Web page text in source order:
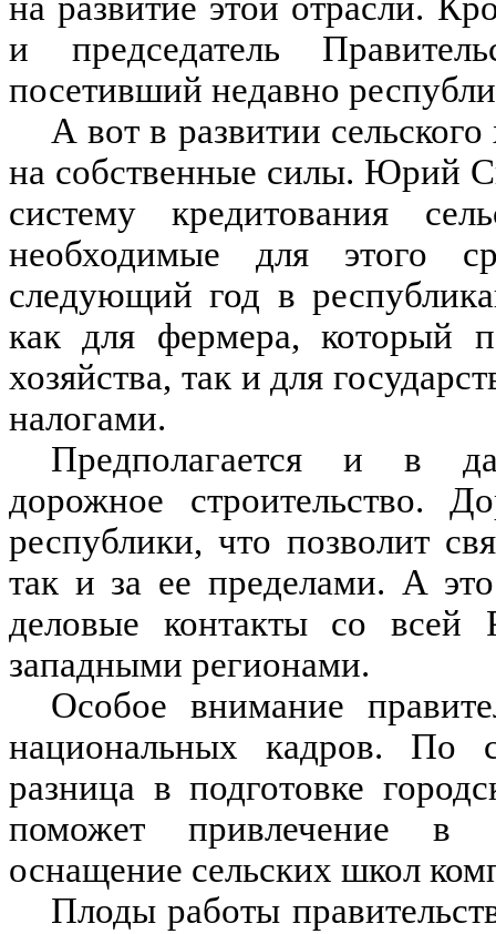
и председатель
посетивший недавно
А вот в развитии
на собственные силы. Юрий
систему кредитования
необходимые для этого
следующий год в
как для фермера, который
хозяйства, так и для
налогами.
Предполагается и в
дорожное строительство.
республики, что позволит
так и за ее пределами. А
деловые контакты со всей
западными регионами.
Особое внимание
национальных кадров. По
разница в подготовке
поможет привлечение в
оснащение сельских школ
Плоды работы